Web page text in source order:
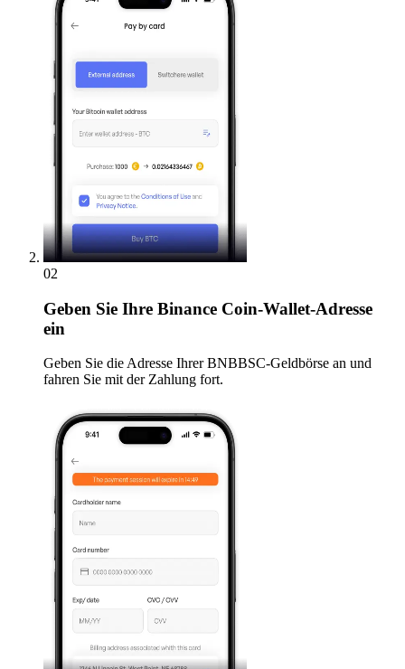
02
Geben Sie Ihre Binance Coin-Wallet-Adresse
ein
Geben Sie die Adresse Ihrer BNBBSC-Geldbörse an und
fahren Sie mit der Zahlung fort.